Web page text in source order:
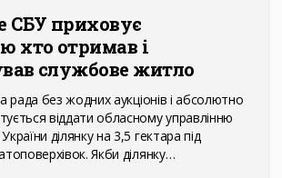
СБУ приховує
хто отримав і
службове житло
рада без жодних аукціонів і абсолютно
віддати обласному управлінню
ділянку на 3,5 гектара під
Якби ділянку…